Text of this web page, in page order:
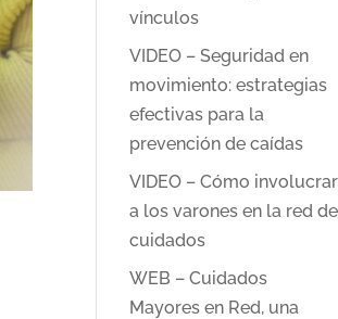
vínculos
VIDEO – Seguridad en
movimiento: estrategias
efectivas para la
prevención de caídas
VIDEO – Cómo involucrar
a los varones en la red de
cuidados
WEB – Cuidados
Mayores en Red, una